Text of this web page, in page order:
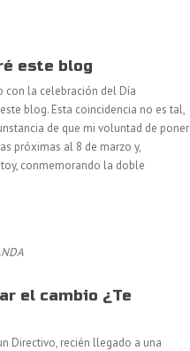
este blog
con la celebración del Día
blog. Esta coincidencia no es tal,
de que mi voluntad de poner
próximas al 8 de marzo y,
conmemorando la doble
el cambio ¿Te
Directivo, recién llegado a una